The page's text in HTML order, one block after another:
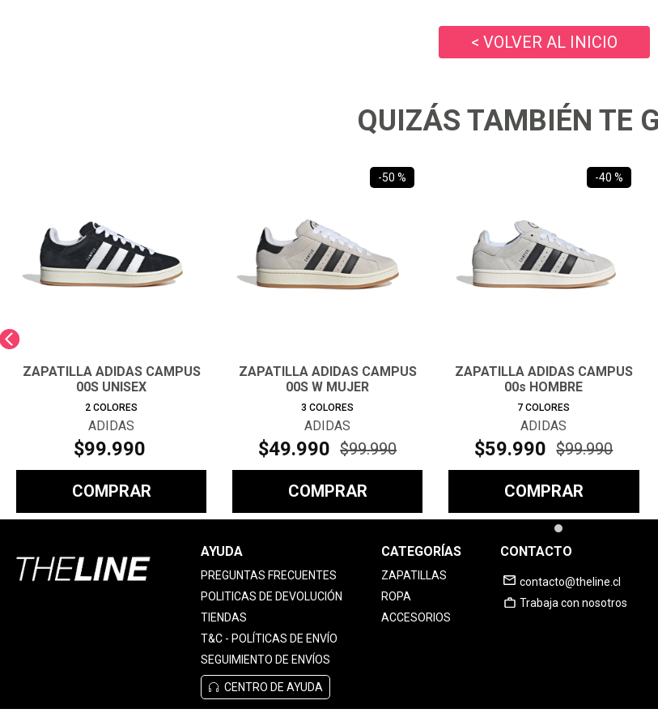
< VOLVER AL INICIO
QUIZÁS TAMBIÉN TE
ZAPATILLA ADIDAS CAMPUS
00S UNISEX
2 COLORES
ADIDAS
$99.990
COMPRAR
-50 %
ZAPATILLA ADIDAS CAMPUS
00S W MUJER
3 COLORES
ADIDAS
$49.990 $99.990
COMPRAR
-40 %
ZAPATILLA ADIDAS CAMPUS
00s HOMBRE
7 COLORES
ADIDAS
$59.990 $99.990
COMPRAR
AYUDA
PREGUNTAS FRECUENTES
POLITICAS DE DEVOLUCIÓN
TIENDAS
T&C - POLÍTICAS DE ENVÍO
SEGUIMIENTO DE ENVÍOS
CENTRO DE AYUDA
CATEGORÍAS
ZAPATILLAS
ROPA
ACCESORIOS
CONTACTO
contacto@theline.cl
Trabaja con nosotros